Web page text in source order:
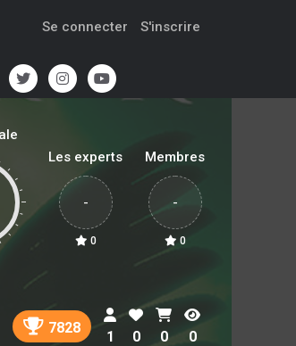
Se connecter S'inscrire
Les experts
-
0
Membres
-
0
7828
1 0 0 0